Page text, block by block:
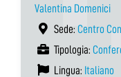
Valentina Domenici
Sede: Centro
Tipologia:
Lingua: Italiano